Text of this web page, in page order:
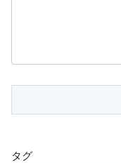
タグ